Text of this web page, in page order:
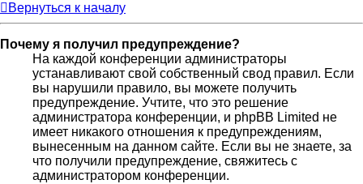
Вернуться к началу
Почему я получил предупреждение?
На каждой конференции администраторы
устанавливают свой собственный свод правил. Если
вы нарушили правило, вы можете получить
предупреждение. Учтите, что это решение
администратора конференции, и phpBB Limited не
имеет никакого отношения к предупреждениям,
вынесенным на данном сайте. Если вы не знаете, за
что получили предупреждение, свяжитесь с
администратором конференции.